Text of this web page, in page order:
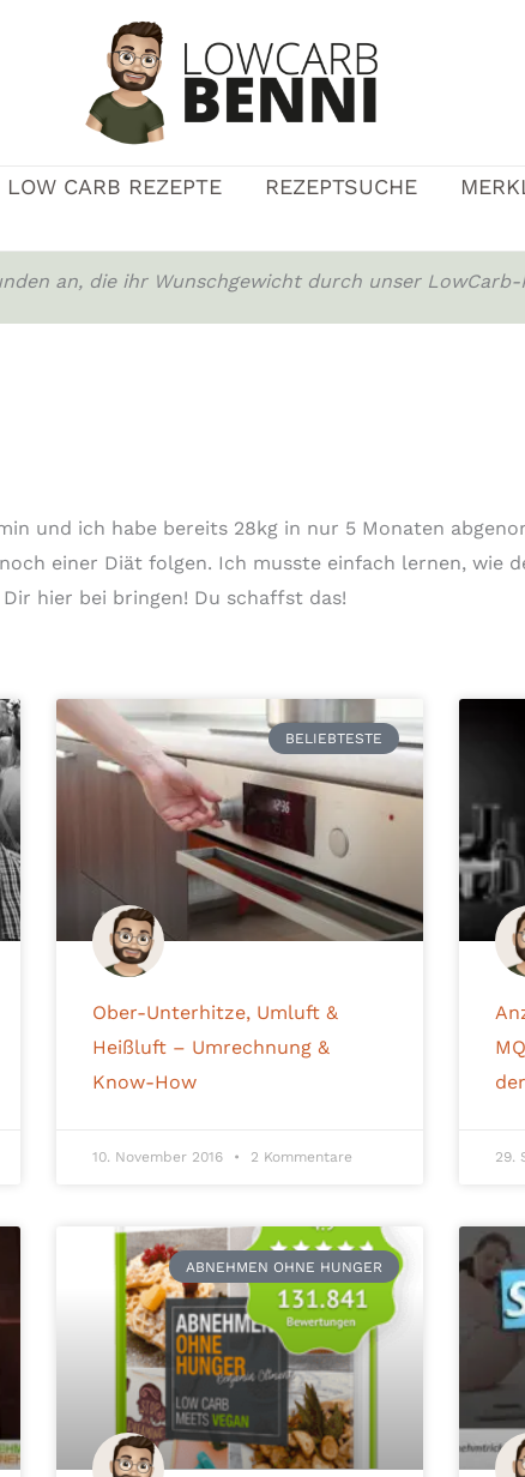
LOW CARB REZEPTE REZEPTSUCHE
an, die ihr Wunschgewicht durch unser
und ich habe bereits 28kg in nur 5 Monaten
einer Diät folgen. Ich musste einfach lernen, wie
hier bei bringen! Du schaffst das!
BELIEBTESTE
Ober-Unterhitze, Umluft &
Heißluft – Umrechnung &
Know-How
10. November 2016 2 Kommentare 29.
ABNEHMEN OHNE HUNGER
SeiteSeiteSeiteSeite